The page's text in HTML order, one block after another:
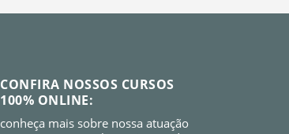
CONFIRA NOSSOS CURSOS
100% ONLINE:
conheça mais sobre nossa atuação